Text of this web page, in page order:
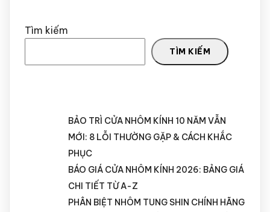
Tìm kiếm
TÌM KIẾM
BẢO TRÌ CỬA NHÔM KÍNH 10 NĂM VẪN
MỚI: 8 LỖI THƯỜNG GẶP & CÁCH KHẮC
PHỤC
BÁO GIÁ CỬA NHÔM KÍNH 2026: BẢNG GIÁ
CHI TIẾT TỪ A-Z
PHÂN BIỆT NHÔM TUNG SHIN CHÍNH HÃNG